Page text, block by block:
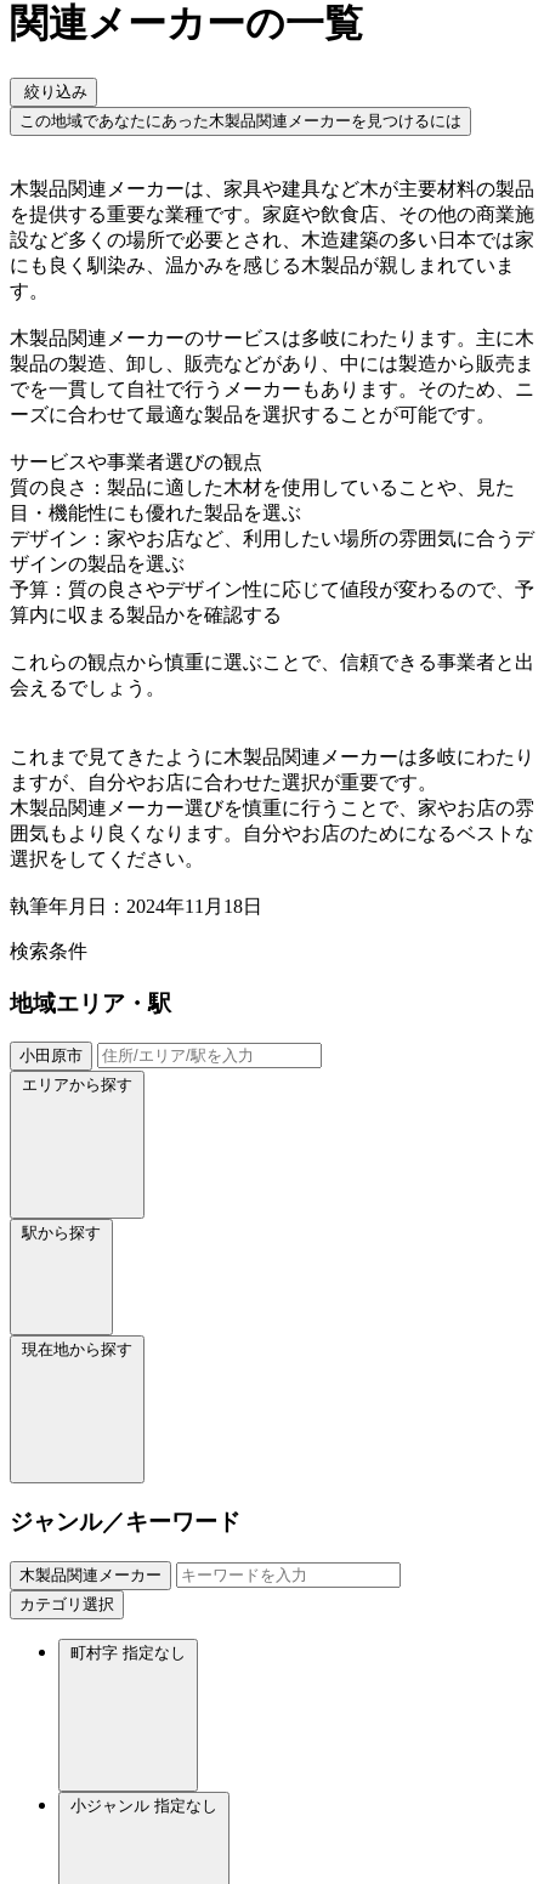
関連メーカーの一覧
絞り込み
この地域であなたにあった木製品関連メーカーを見つけるには
木製品関連メーカーは、家具や建具など木が主要材料の製品
を提供する重要な業種です。家庭や飲食店、その他の商業施
設など多くの場所で必要とされ、木造建築の多い日本では家
にも良く馴染み、温かみを感じる木製品が親しまれていま
す。
木製品関連メーカーのサービスは多岐にわたります。主に木
製品の製造、卸し、販売などがあり、中には製造から販売ま
でを一貫して自社で行うメーカーもあります。そのため、ニ
ーズに合わせて最適な製品を選択することが可能です。
サービスや事業者選びの観点
質の良さ：製品に適した木材を使用していることや、見た
目・機能性にも優れた製品を選ぶ
デザイン：家やお店など、利用したい場所の雰囲気に合うデ
ザインの製品を選ぶ
予算：質の良さやデザイン性に応じて値段が変わるので、予
算内に収まる製品かを確認する
これらの観点から慎重に選ぶことで、信頼できる事業者と出
会えるでしょう。
これまで見てきたように木製品関連メーカーは多岐にわたり
ますが、自分やお店に合わせた選択が重要です。
木製品関連メーカー選びを慎重に行うことで、家やお店の雰
囲気もより良くなります。自分やお店のためになるベストな
選択をしてください。
執筆年月日：2024年11月18日
検索条件
地域エリア・駅
小田原市
エリアから探す
駅から探す
現在地から探す
ジャンル／キーワード
木製品関連メーカー
カテゴリ選択
町村字 指定なし
小ジャンル 指定なし